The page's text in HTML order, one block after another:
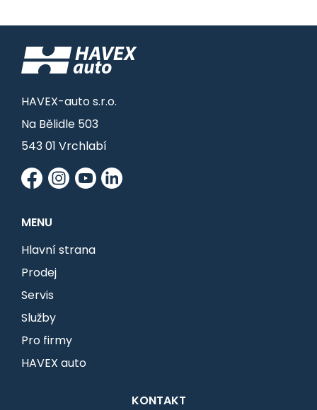
HAVEX-auto s.r.o.
Na Bělidle 503
543 01 Vrchlabí
MENU
Hlavní strana
Prodej
Servis
Služby
Pro firmy
HAVEX auto
KONTAKT